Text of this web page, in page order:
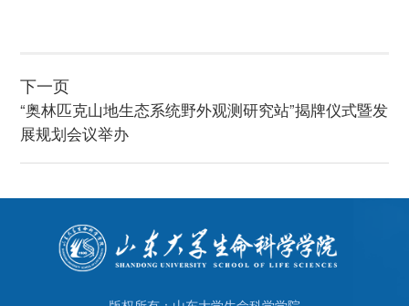
下一页
“奥林匹克山地生态系统野外观测研究站”揭牌仪式暨发
展规划会议举办